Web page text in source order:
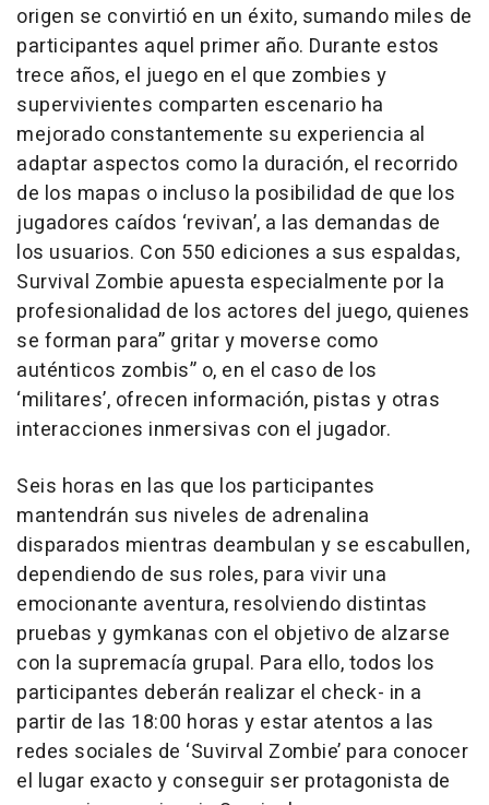
origen se convirtió en un éxito, sumando miles de
participantes aquel primer año. Durante estos
trece años, el juego en el que zombies y
supervivientes comparten escenario ha
mejorado constantemente su experiencia al
adaptar aspectos como la duración, el recorrido
de los mapas o incluso la posibilidad de que los
jugadores caídos ‘revivan’, a las demandas de
los usuarios. Con 550 ediciones a sus espaldas,
Survival Zombie apuesta especialmente por la
profesionalidad de los actores del juego, quienes
se forman para” gritar y moverse como
auténticos zombis” o, en el caso de los
‘militares’, ofrecen información, pistas y otras
interacciones inmersivas con el jugador.
Seis horas en las que los participantes
mantendrán sus niveles de adrenalina
disparados mientras deambulan y se escabullen,
dependiendo de sus roles, para vivir una
emocionante aventura, resolviendo distintas
pruebas y gymkanas con el objetivo de alzarse
con la supremacía grupal. Para ello, todos los
participantes deberán realizar el check- in a
partir de las 18:00 horas y estar atentos a las
redes sociales de ‘Suvirval Zombie’ para conocer
el lugar exacto y conseguir ser protagonista de